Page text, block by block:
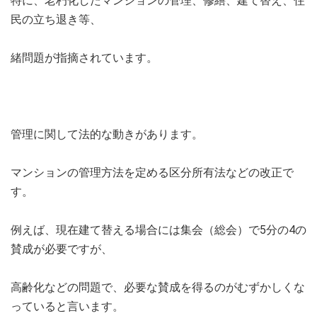
民の立ち退き等、
緒問題が指摘されています。
管理に関して法的な動きがあります。
マンションの管理方法を定める区分所有法などの改正で
す。
例えば、現在建て替える場合には集会（総会）で5分の4の
賛成が必要ですが、
高齢化などの問題で、必要な賛成を得るのがむずかしくな
っていると言います。